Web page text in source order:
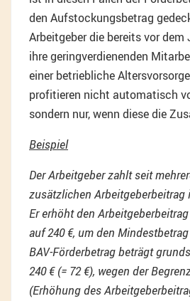
den Aufstockungsbetrag
Arbeitgeber die bereits vor
ihre geringverdienenden
einer betriebliche
profitieren nicht automatisch
sondern nur, wenn diese die
Beispiel
Der Arbeitgeber zahlt seit
zusätzlichen Arbeitgeberbeitrag
Er erhöht den
auf 240 €, um den
BAV-Förderbetrag beträgt
240 € (= 72 €), wegen der
(Erhöhung des